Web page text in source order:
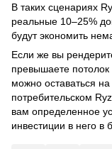
В таких сценариях
реальные 10–25%
будут экономить
Если же вы
превышаете потолок
можно оставаться
потребительском
вам определенное
инвестиции в него в